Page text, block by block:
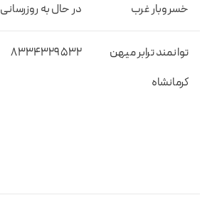
خسروبار غرب در حال به روزرسانی
توانمند ترابر میهن
کرمانشاه
۸۳۳۴۳۲۹۵۳۲